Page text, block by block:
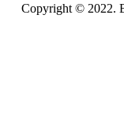
Copyright © 2022.